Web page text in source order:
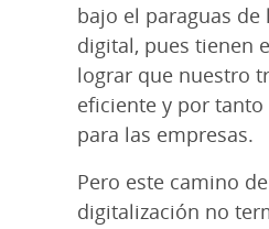
bajo el paraguas de
digital, pues tienen
lograr que nuestro
eficiente y por
para las empresas.
Pero este camino
digitalización no